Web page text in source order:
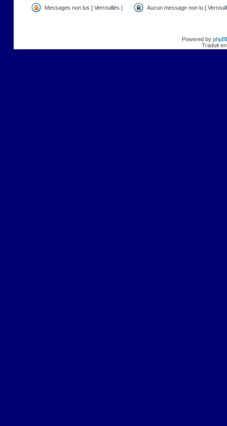
Messages non lus [ Verrouillés ] Aucun message non lu [
Powered by
Traduit